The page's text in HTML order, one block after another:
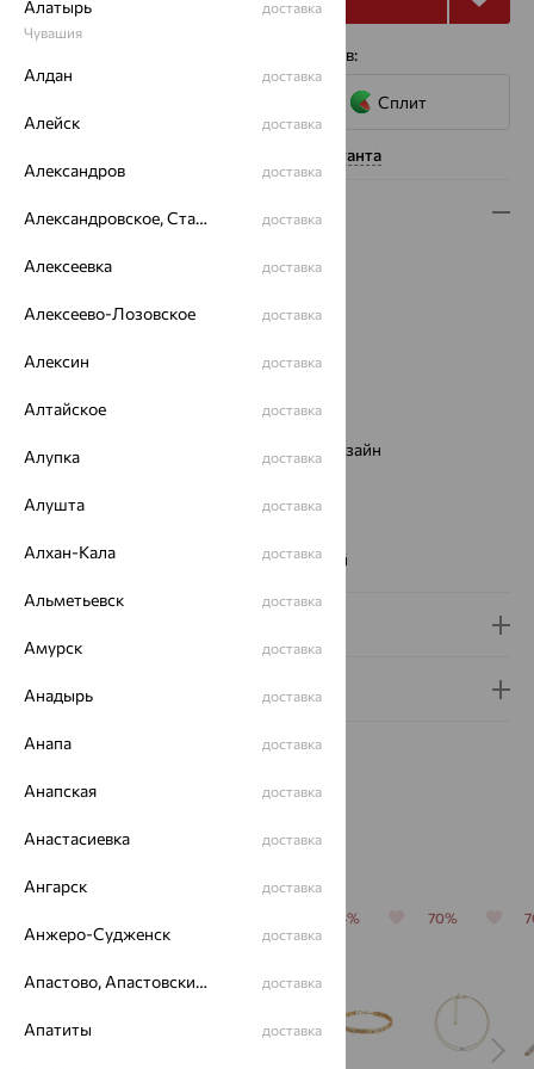
с помощью сервисов:
Сплит
Нужна помощь консультанта
Описание
Вид изделия:
Металл:Золото
Проба:585
Вставка:Фианит
Виды дизайна браслетов:
Европейский дизайн
Цвет вставки:
Наименование цвета вставки:
Бесцветный
Гарантия и возврат
Похожие изделия
64% 70%
Алатырь
Чувашия
доставка
Алдан доставка
Алейск доставка
Александров доставка
Александровское, Ставропольский край доставка
Алексеевка доставка
Алексеево-Лозовское доставка
Алексин доставка
Алтайское доставка
Алупка доставка
Алушта доставка
Алхан-Кала доставка
Альметьевск доставка
Амурск доставка
Анадырь доставка
Анапа доставка
Анапская доставка
Анастасиевка доставка
Ангарск доставка
Анжеро-Судженск доставка
Апастово, Апастовский район доставка
Апатиты доставка